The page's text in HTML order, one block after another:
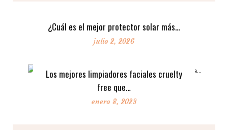
¿Cuál es el mejor protector solar más…
julio 2, 2026
Los mejores limpiadores faciales cruelty
free que…
enero 8, 2023